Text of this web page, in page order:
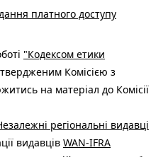
платного доступу
"Кодексом етики
Комісією з
на матеріал до Комісії
регіональні видавці
видавців WAN-IFRA